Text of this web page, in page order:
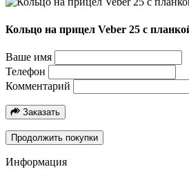
Кольцо на прицел Veber 25 с
Ваше имя
Телефон
Комментарий
Заказать
Продолжить покупки
Информация